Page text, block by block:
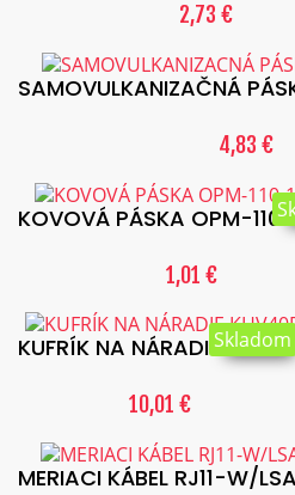
2,73 €
SAMOVULKANIZAČNÁ
4,83 €
KOVOVÁ PÁSKA OPM-
1,01 €
KUFRÍK NA NÁRADIE
10,01 €
Skladom
MERIACI KÁBEL RJ11-W/